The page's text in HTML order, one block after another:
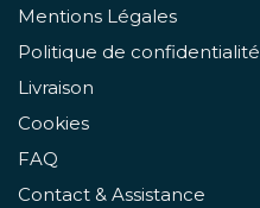
Mentions Légales
Politique de confidentialité
Livraison
Cookies
FAQ
Contact & Assistance